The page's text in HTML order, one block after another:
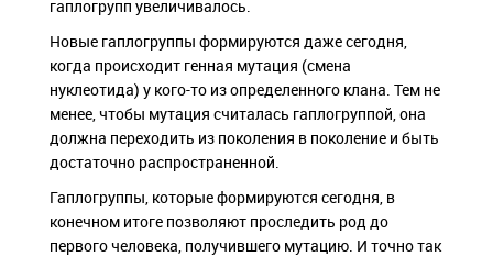
гаплогрупп увеличивалось.
Новые гаплогруппы формируются даже сегодня,
когда происходит генная мутация (смена
нуклеотида) у кого-то из определенного клана. Тем не
менее, чтобы мутация считалась гаплогруппой, она
должна переходить из поколения в поколение и быть
достаточно распространенной.
Гаплогруппы, которые формируются сегодня, в
конечном итоге позволяют проследить род до
первого человека, получившего мутацию. И точно так